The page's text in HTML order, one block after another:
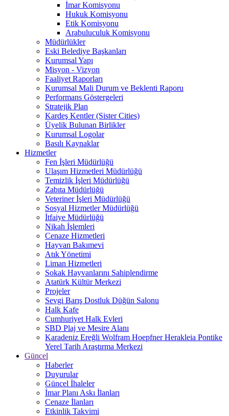
İmar Komisyonu
Hukuk Komisyonu
Etik Komisyonu
Arabuluculuk Komisyonu
Müdürlükler
Eski Belediye Başkanları
Kurumsal Yapı
Misyon - Vizyon
Faaliyet Raporları
Kurumsal Mali Durum ve Beklenti Raporu
Performans Göstergeleri
Stratejik Plan
Kardeş Kentler (Sister Cities)
Üyelik Bulunan Birlikler
Kurumsal Logolar
Basılı Kaynaklar
Hizmetler
Fen İşleri Müdürlüğü
Ulaşım Hizmetleri Müdürlüğü
Temizlik İşleri Müdürlüğü
Zabıta Müdürlüğü
Veteriner İşleri Müdürlüğü
Sosyal Hizmetler Müdürlüğü
İtfaiye Müdürlüğü
Nikah İşlemleri
Cenaze Hizmetleri
Hayvan Bakımevi
Atık Yönetimi
Liman Hizmetleri
Sokak Hayvanlarını Sahiplendirme
Atatürk Kültür Merkezi
Projeler
Sevgi Barış Dostluk Düğün Salonu
Halk Kafe
Cumhuriyet Halk Evleri
SBD Plaj ve Mesire Alanı
Karadeniz Ereğli Wolfram Hoepfner Herakleia Pontike
Yerel Tarih Araştırma Merkezi
Güncel
Haberler
Duyurular
Güncel İhaleler
İmar Planı Askı İlanları
Cenaze İlanları
Etkinlik Takvimi